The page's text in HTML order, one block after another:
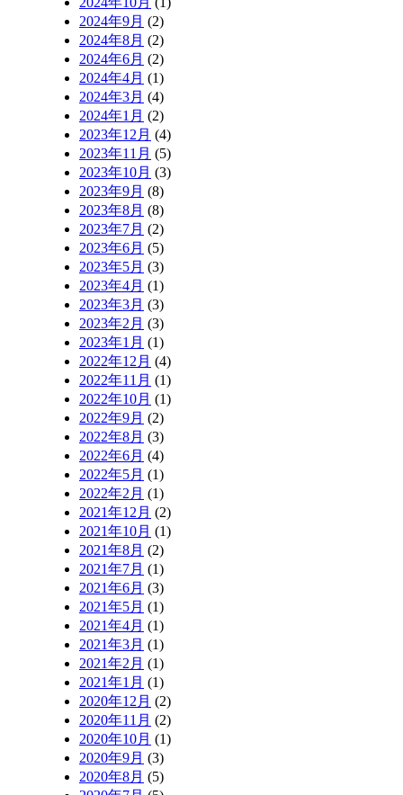
2024年9月 (2)
2024年8月 (2)
2024年6月 (2)
2024年4月 (1)
2024年3月 (4)
2024年1月 (2)
2023年12月 (4)
2023年11月 (5)
2023年10月 (3)
2023年9月 (8)
2023年8月 (8)
2023年7月 (2)
2023年6月 (5)
2023年5月 (3)
2023年4月 (1)
2023年3月 (3)
2023年2月 (3)
2023年1月 (1)
2022年12月 (4)
2022年11月 (1)
2022年10月 (1)
2022年9月 (2)
2022年8月 (3)
2022年6月 (4)
2022年5月 (1)
2022年2月 (1)
2021年12月 (2)
2021年10月 (1)
2021年8月 (2)
2021年7月 (1)
2021年6月 (3)
2021年5月 (1)
2021年4月 (1)
2021年3月 (1)
2021年2月 (1)
2021年1月 (1)
2020年12月 (2)
2020年11月 (2)
2020年10月 (1)
2020年9月 (3)
2020年8月 (5)